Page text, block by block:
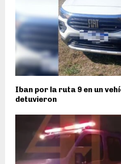
Iban por la ruta 9 en un
detuvieron